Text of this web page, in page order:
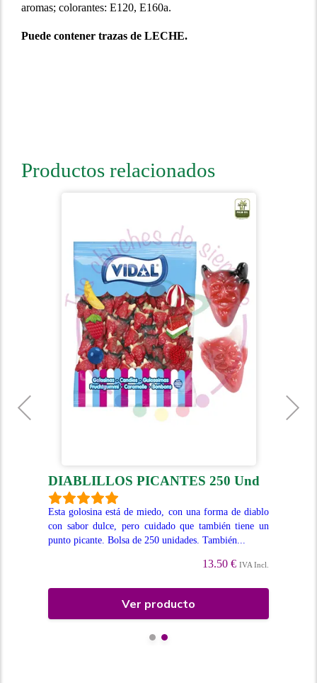
aromas; colorantes: E120, E160a.
Puede contener trazas de LECHE.
Productos relacionados
DIABLILLOS PICANTES 250 Und
Esta golosina está de miedo, con una forma de diablo
con sabor dulce, pero cuidado que también tiene un
punto picante. Bolsa de 250 unidades. También...
13.50 € IVA Incl.
Ver producto